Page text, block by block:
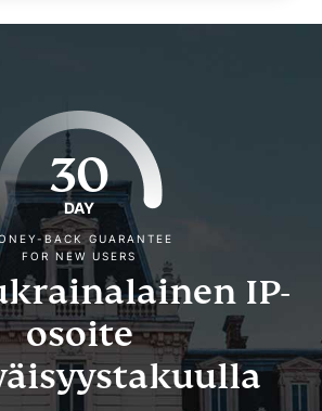
30
DAY
BACK GUARANTEE
FOR NEW USERS
IP-
osoite